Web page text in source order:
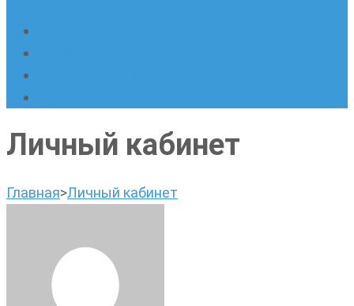
Личный кабинет
Главная>Личный кабинет